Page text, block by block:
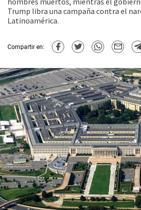
Trump libra una campaña contra el
Latinoamérica.
Compartir en: